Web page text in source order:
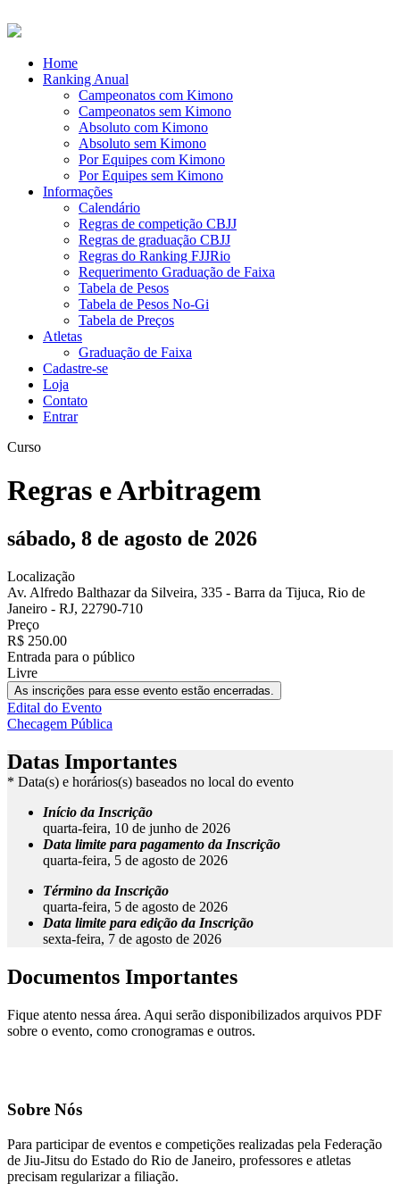
Home
Ranking Anual
Campeonatos com Kimono
Campeonatos sem Kimono
Absoluto com Kimono
Absoluto sem Kimono
Por Equipes com Kimono
Por Equipes sem Kimono
Informações
Calendário
Regras de competição CBJJ
Regras de graduação CBJJ
Regras do Ranking FJJRio
Requerimento Graduação de Faixa
Tabela de Pesos
Tabela de Pesos No-Gi
Tabela de Preços
Atletas
Graduação de Faixa
Cadastre-se
Loja
Contato
Entrar
Curso
Regras e Arbitragem
sábado, 8 de agosto de 2026
Localização
Av. Alfredo Balthazar da Silveira, 335 - Barra da Tijuca, Rio de
Janeiro - RJ, 22790-710
Preço
R$ 250.00
Entrada para o público
Livre
As inscrições para esse evento estão encerradas.
Edital do Evento
Checagem Pública
Datas Importantes
* Data(s) e horários(s) baseados no local do evento
Início da Inscrição
quarta-feira, 10 de junho de 2026
Data limite para pagamento da Inscrição
quarta-feira, 5 de agosto de 2026
Término da Inscrição
quarta-feira, 5 de agosto de 2026
Data limite para edição da Inscrição
sexta-feira, 7 de agosto de 2026
Documentos Importantes
Fique atento nessa área. Aqui serão disponibilizados arquivos PDF
sobre o evento, como cronogramas e outros.
Sobre Nós
Para participar de eventos e competições realizadas pela Federação
de Jiu-Jitsu do Estado do Rio de Janeiro, professores e atletas
precisam regularizar a filiação.